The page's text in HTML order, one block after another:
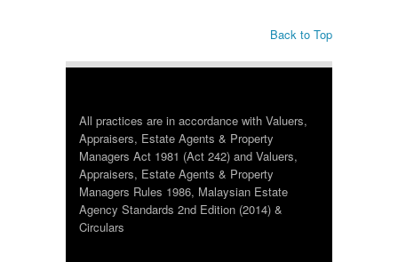
Back to Top
All practices are in accordance with Valuers,
Appraisers, Estate Agents & Property
Managers Act 1981 (Act 242) and Valuers,
Appraisers, Estate Agents & Property
Managers Rules 1986, Malaysian Estate
Agency Standards 2nd Edition (2014) &
Circulars